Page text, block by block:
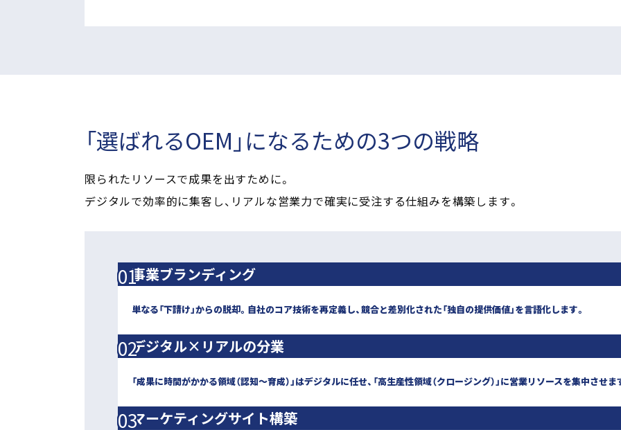
「選ばれるOEM」になるための3つの戦略
限られたリソースで成果を出すために。
デジタルで効率的に集客し、リアルな営業力で確実に受注する仕組みを構築します。
事業ブランディング
単なる「下請け」からの脱却。自社のコア技術を再定義し、競合と差別化された「独自の提供価値」を言語化します。
デジタル×リアルの分業
「成果に時間がかかる領域（認知〜育成）」はデジタルに任せ、「高生産性領域（クロージング）」に営業リソースを集中させま
マーケティングサイト構築